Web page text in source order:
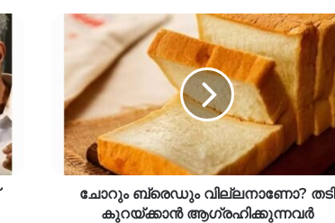
ചോറും ബ്രെഡും വില്ലനാണോ? തടി
കുറയ്ക്കാൻ ആ​ഗ്രഹിക്കുന്നവർ